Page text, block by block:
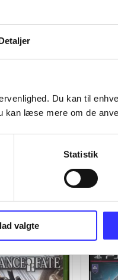
Du kan til
læse mere om de
Statistik
valgte